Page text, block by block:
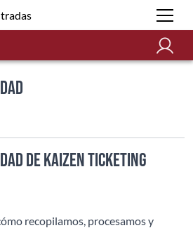
de Kaizen Ticketing
recopilamos, procesamos y